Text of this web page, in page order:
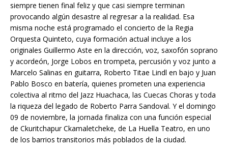
siempre tienen final feliz y que casi siempre terminan
provocando algún desastre al regresar a la realidad. Esa
misma noche está programado el concierto de la Regia
Orquesta Quinteto, cuya formación actual incluye a los
originales Guillermo Aste en la dirección, voz, saxofón soprano
y acordeón, Jorge Lobos en trompeta, percusión y voz junto a
Marcelo Salinas en guitarra, Roberto Titae Lindl en bajo y Juan
Pablo Bosco en batería, quienes prometen una experiencia
colectiva al ritmo del Jazz Huachaca, las Cuecas Choras y toda
la riqueza del legado de Roberto Parra Sandoval. Y el domingo
09 de noviembre, la jornada finaliza con una función especial
de Ckuritchapur Ckamaletcheke, de La Huella Teatro, en uno
de los barrios transitorios más poblados de la ciudad.